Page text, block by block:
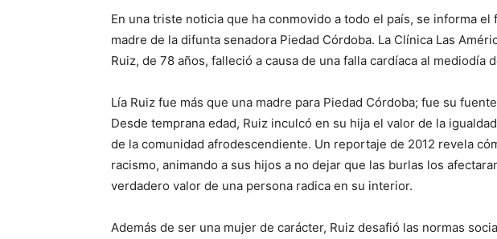
En una triste noticia que ha conmovido a todo el país, se informa el
madre de la difunta senadora Piedad Córdoba. La Clínica Las
Ruiz, de 78 años, falleció a causa de una falla cardíaca al mediodía
Lía Ruiz fue más que una madre para Piedad Córdoba; fue su
Desde temprana edad, Ruiz inculcó en su hija el valor de la
de la comunidad afrodescendiente. Un reportaje de 2012 revela
racismo, animando a sus hijos a no dejar que las burlas los
verdadero valor de una persona radica en su interior.
Además de ser una mujer de carácter, Ruiz desafió las normas